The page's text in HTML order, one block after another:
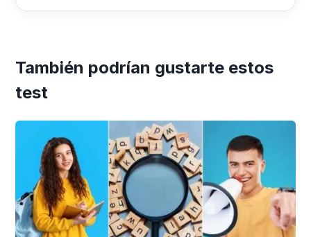
También podrían gustarte estos
test